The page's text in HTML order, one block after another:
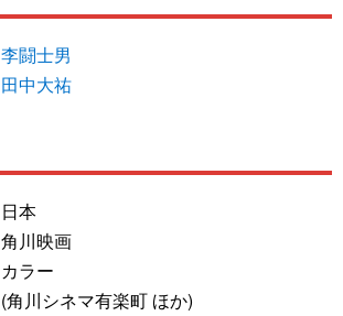
李闘士男
田中大祐
日本
角川映画
カラー
(角川シネマ有楽町 ほか)